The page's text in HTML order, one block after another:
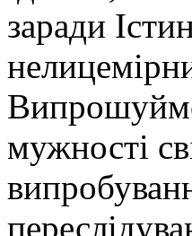
заради
мужності